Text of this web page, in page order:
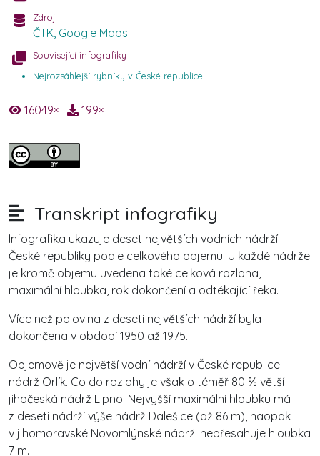
Zdroj
ČTK, Google Maps
Související infografiky
Nejrozsáhlejší rybníky v České republice
16049× 199×
Transkript infografiky
Infografika ukazuje deset největších vodních nádrží
České republiky podle celkového objemu. U každé nádrže
je kromě objemu uvedena také celková rozloha,
maximální hloubka, rok dokončení a odtékající řeka.
Více než polovina z deseti největších nádrží byla
dokončena v období 1950 až 1975.
Objemově je největší vodní nádrží v České republice
nádrž Orlík. Co do rozlohy je však o téměř 80 % větší
jihočeská nádrž Lipno. Nejvyšší maximální hloubku má
z deseti nádrží výše nádrž Dalešice (až 86 m), naopak
v jihomoravské Novomlýnské nádrži nepřesahuje hloubka
7 m.